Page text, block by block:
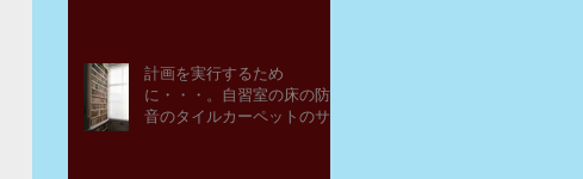
計画を実行するため
に・・・。自習室の床の防
音のタイルカーペットのサ